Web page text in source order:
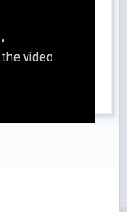
video.